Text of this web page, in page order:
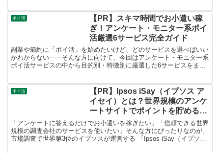
ポイ活
【PR】スキマ時間でお小遣い稼
ぎ！アンケート・モニター系ポイ
活厳選6サービス完全ガイド
副業や節約に「ポイ活」を始めたいけど、どのサービスを選べばいい
かわからない——そんな方に向けて、今回はアンケート・モニター系
ポイ活サービスの中から目的別・特徴別に厳選した6サービスをまと
ポイ活
【PR】Ipsos iSay（イプソス ア
イセイ）とは？世界規模のアンケ
ートサイトでポイントを貯める方
法を徹底解説！
「アンケートに答えるだけでお小遣いを稼ぎたい」「信頼できる世界
規模の調査会社のサービスを使いたい」そんな方にぴったりなのが、
市場調査で世界第3位のイプソスが運営する 「Ipsos iSay（イプソス